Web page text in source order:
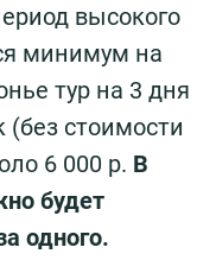
высокого
минимум на
тур на 3 дня
(без стоимости
6 000 р. В
будет
одного.